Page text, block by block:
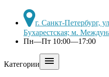
г. Санкт-Петербург,
Бухарестская; м.
Пн—Пт 10:00—17:00
Категории 